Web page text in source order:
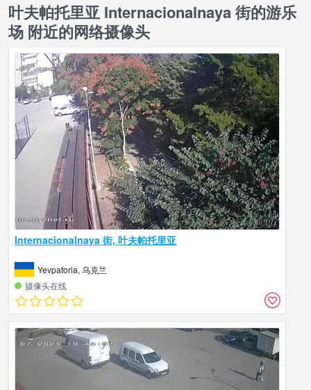
叶夫帕托里亚 Internacionalnaya 街的游乐
场 附近的网络摄像头
Internacionalnaya 街, 叶夫帕托里亚
Yevpatoria, 乌克兰
摄像头在线